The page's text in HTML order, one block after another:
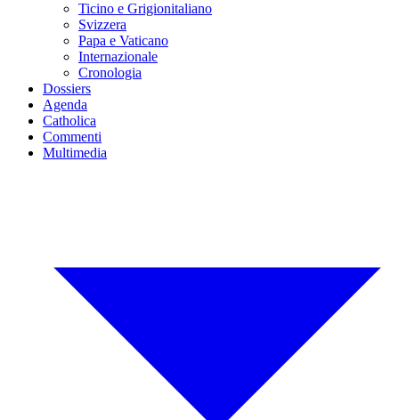
Ticino e Grigionitaliano
Svizzera
Papa e Vaticano
Internazionale
Cronologia
Dossiers
Agenda
Catholica
Commenti
Multimedia